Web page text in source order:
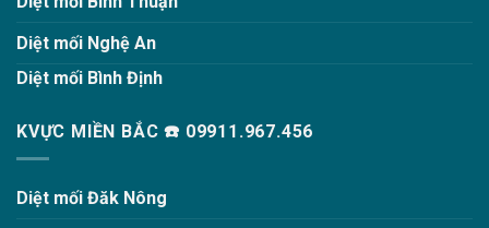
Diệt mối Nghệ An
Diệt mối Bình Định
KVỰC MIỀN BẮC ☎️ 09911.967.456
Diệt mối Đăk Nông